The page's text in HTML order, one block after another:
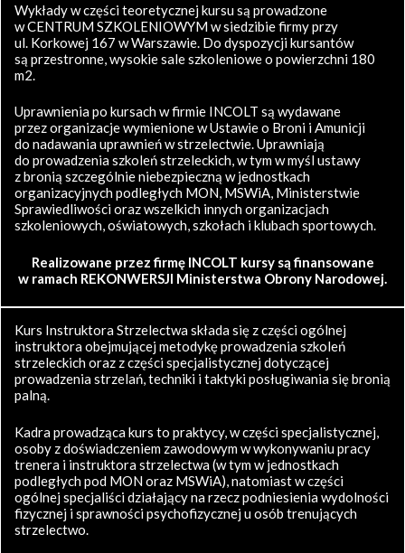
Wykłady w części teoretycznej kursu są prowadzone
w CENTRUM SZKOLENIOWYM w siedzibie firmy przy
ul. Korkowej 167 w Warszawie. Do dyspozycji kursantów
są przestronne, wysokie sale szkoleniowe o powierzchni 180
m2.
Uprawnienia po kursach w firmie INCOLT są wydawane
przez organizacje wymienione w Ustawie o Broni i Amunicji
do nadawania uprawnień w strzelectwie. Uprawniają
do prowadzenia szkoleń strzeleckich, w tym w myśl ustawy
z bronią szczególnie niebezpieczną w jednostkach
organizacyjnych podległych MON, MSWiA, Ministerstwie
Sprawiedliwości oraz wszelkich innych organizacjach
szkoleniowych, oświatowych, szkołach i klubach sportowych.
Realizowane przez firmę INCOLT kursy są finansowane
w ramach REKONWERSJI Ministerstwa Obrony Narodowej.
Kurs Instruktora Strzelectwa składa się z części ogólnej
instruktora obejmującej metodykę prowadzenia szkoleń
strzeleckich oraz z części specjalistycznej dotyczącej
prowadzenia strzelań, techniki i taktyki posługiwania się bronią
palną.
Kadra prowadząca kurs to praktycy, w części specjalistycznej,
osoby z doświadczeniem zawodowym w wykonywaniu pracy
trenera i instruktora strzelectwa (w tym w jednostkach
podległych pod MON oraz MSWiA), natomiast w części
ogólnej specjaliści działający na rzecz podniesienia wydolności
fizycznej i sprawności psychofizycznej u osób trenujących
strzelectwo.